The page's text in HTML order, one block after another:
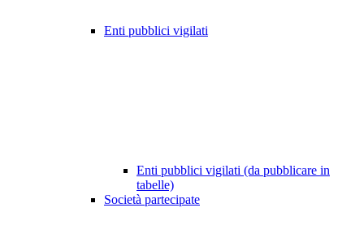
Enti pubblici vigilati
Enti pubblici vigilati (da pubblicare in
tabelle)
Società partecipate